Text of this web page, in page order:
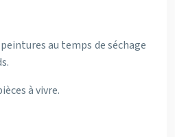
au temps de séchage
à vivre.